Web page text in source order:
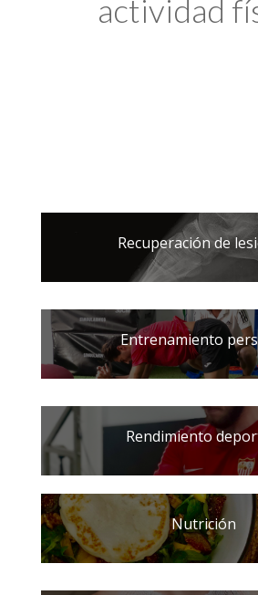
actividad
Recuperación de
Entrenamiento
Rendimiento
Nutrición